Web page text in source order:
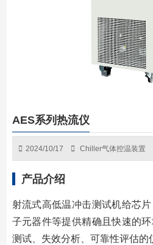
AES系列热流仪
2024/10/17 Chiller气体控温装置
产品介绍
射流式⾼低温冲击测试机给芯
⼦元器件等提供精确且快速的
测试、失效分析、可靠性评估的